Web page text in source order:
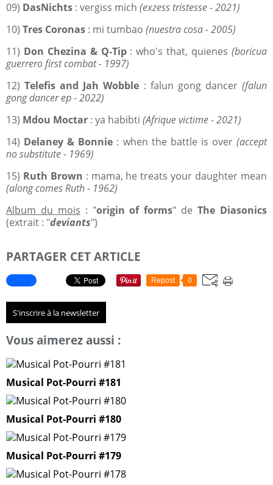
09) DasNichts : vergiss mich (exzess tristesse - 2021)
10) Tres Coronas : mi tumbao (nuestra cosa - 2005)
11) Don Chezina & Q-Tip: who's that, quienes(boricua
guerrero first combat - 1997)
12)Telefis and Jah Wobble : falun gong dancer(falun
gong dancer ep - 2022)
13) Mdou Moctar : ya habibti (Afrique victime - 2021)
14) Delaney & Bonnie : when the battle is over(accept
no substitute - 1969)
15) Ruth Brown : mama, he treats your daughter mean
(along comes Ruth - 1962)
Album du mois : "origin of forms" deThe Diasonics
(extrait : "deviants")
PARTAGER CET ARTICLE
Repost 0
S'inscrire à la newsletter
Vous aimerez aussi :
Musical Pot-Pourri #181
Musical Pot-Pourri #180
Musical Pot-Pourri #179